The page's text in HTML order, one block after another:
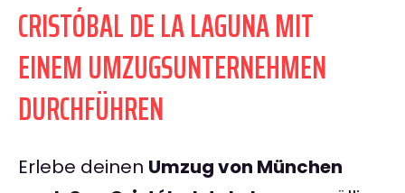
CRISTÓBAL DE LA LAGUNA MIT
EINEM UMZUGSUNTERNEHMEN
DURCHFÜHREN
Erlebe deinen Umzug von München